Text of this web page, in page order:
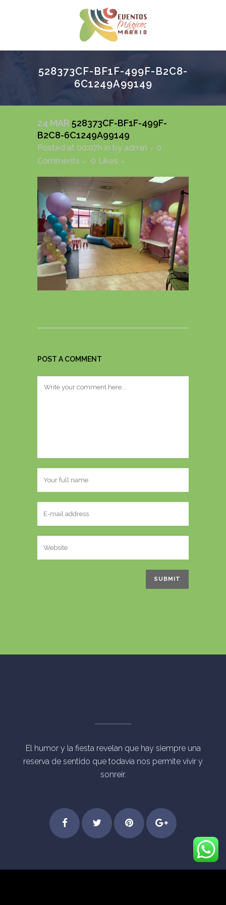
528373CF-BF1F-499F-B2C8-
6C1249A99149
24 MAR 528373CF-BF1F-499F-
B2C8-6C1249A99149
Posted at 00:07h in by admin
0
Comments
0 Likes
POST A COMMENT
El humor y la fiesta revelan que hay siempre una
reserva de sentido que todavía nos permite vivir y
sonreír.